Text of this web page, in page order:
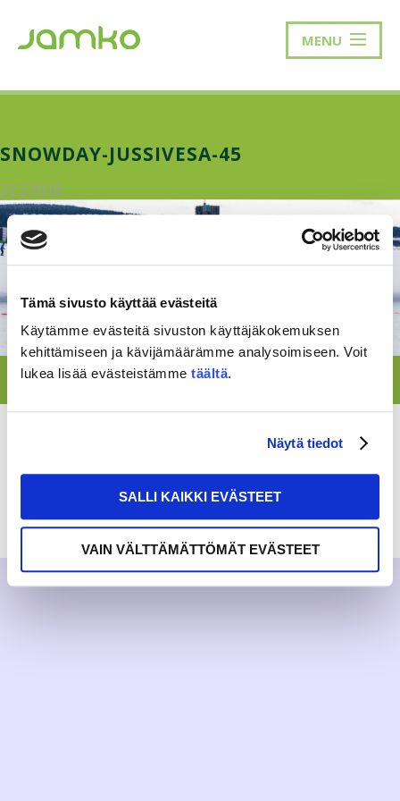
Tämä sivusto käyttää evästeitä
Käytämme evästeitä sivuston käyttäjäkokemuksen
kehittämiseen ja kävijämäärämme analysoimiseen. Voit
lukea lisää evästeistämme täältä.
Näytä tiedot
SALLI KAIKKI EVÄSTEET
VAIN VÄLTTÄMÄTTÖMÄT EVÄSTEET
MENU
SNOWDAY-JUSSIVESA-45
22.2.2018